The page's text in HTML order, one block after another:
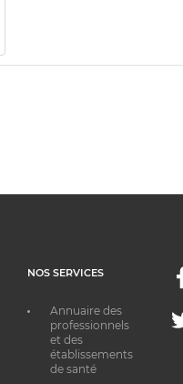
NOS SERVICES
Annuaire des
professionnels
et des
établissements
de santé